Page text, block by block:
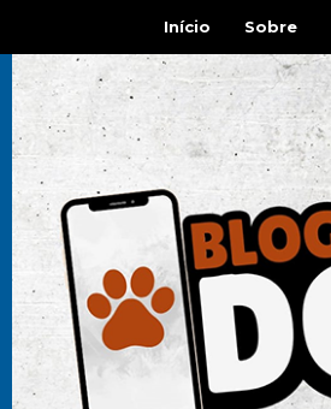
Início Sobre